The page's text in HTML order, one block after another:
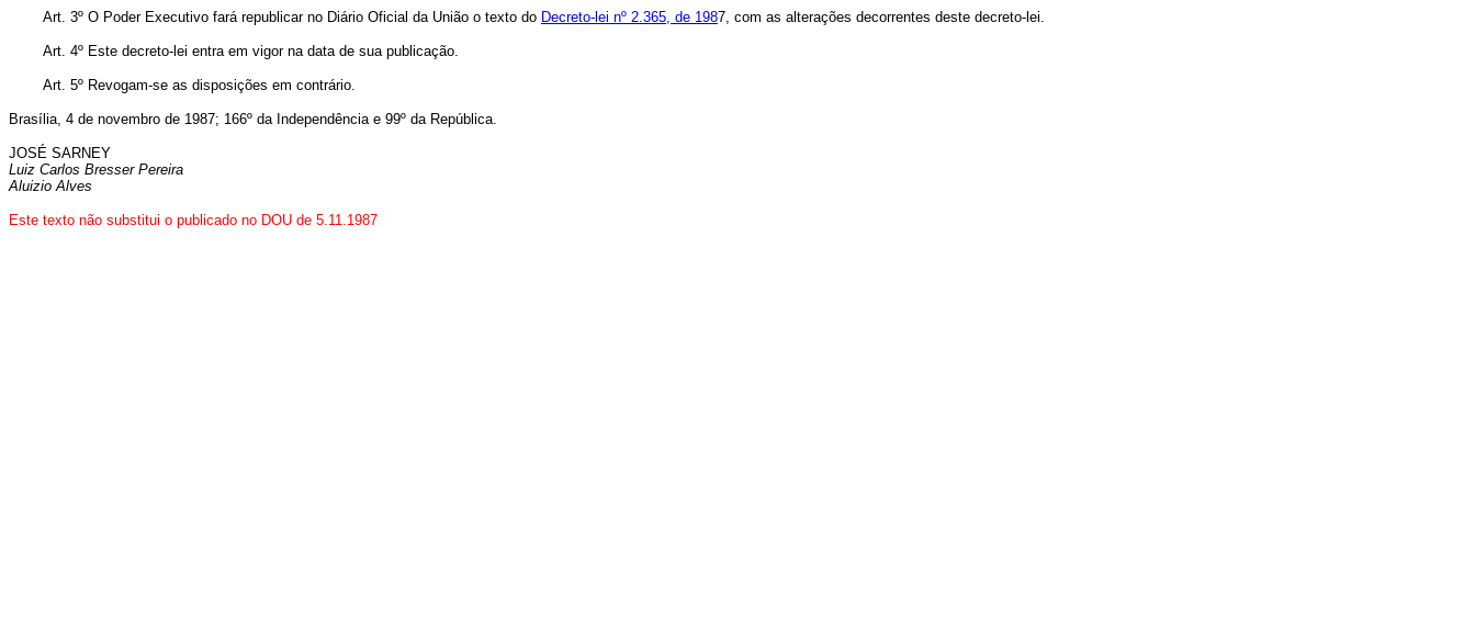
Art. 3º O Poder Executivo fará republicar no Diário Oficial da União o texto do Decreto-lei nº 2.365, de 1987, com as alterações decorrentes deste decreto-lei.
Art. 4º Este decreto-lei entra em vigor na data de sua publicação.
Art. 5º Revogam-se as disposições em contrário.
Brasília, 4 de novembro de 1987; 166º da Independência e 99º da República.
JOSÉ SARNEY
Luiz Carlos Bresser Pereira
Aluizio Alves
Este texto não substitui o publicado no DOU de 5.11.1987